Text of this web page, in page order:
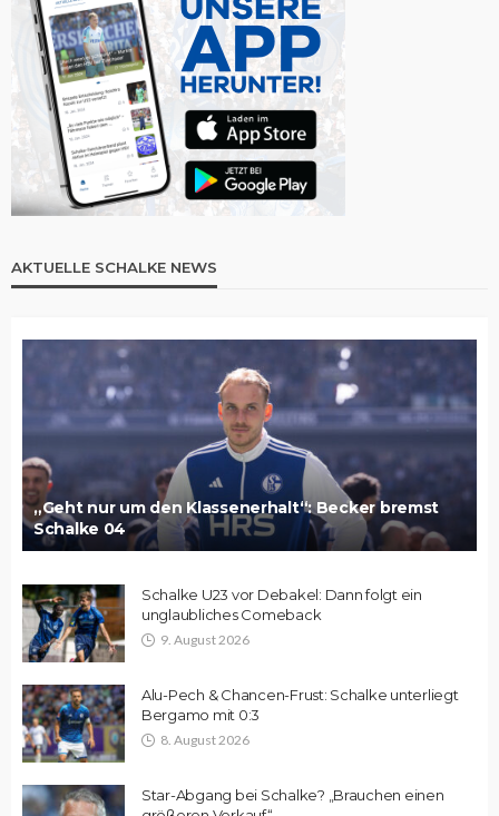
AKTUELLE SCHALKE NEWS
„Geht nur um den Klassenerhalt“: Becker bremst
Schalke 04
Schalke U23 vor Debakel: Dann folgt ein
unglaubliches Comeback
9. August 2026
Alu-Pech & Chancen-Frust: Schalke unterliegt
Bergamo mit 0:3
8. August 2026
Star-Abgang bei Schalke? „Brauchen einen